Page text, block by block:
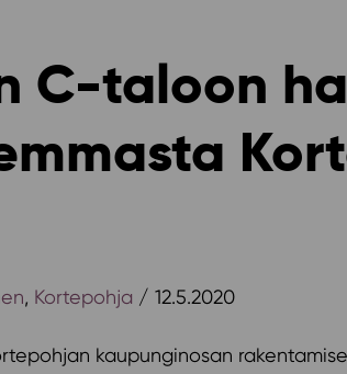
C-taloon
, Kortepohja / 12.5.2020
kaupunginosan